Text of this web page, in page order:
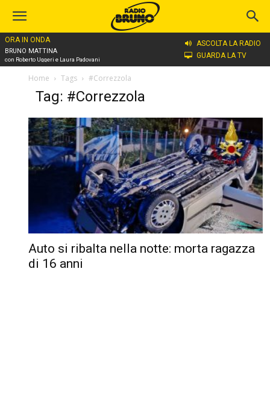
ORA IN ONDA
BRUNO MATTINA
con Roberto Uggeri e Laura Padovani
ASCOLTA LA RADIO
GUARDA LA TV
Home Tags #Correzzola
Tag: #Correzzola
Auto si ribalta nella notte: morta ragazza
di 16 anni